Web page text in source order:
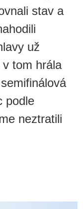
stav a
už
tom hrála
podle
neztratili